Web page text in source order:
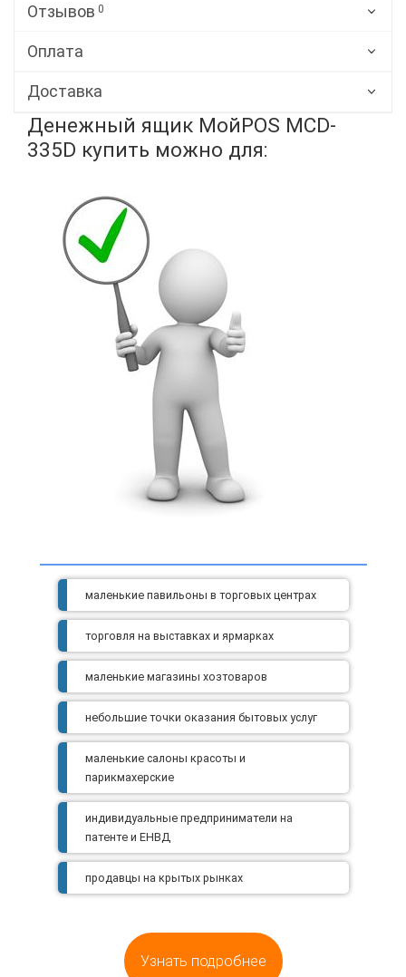
Отзывов 0
Оплата
Доставка
Денежный ящик МойPOS MCD-
335D купить можно для:
маленькие павильоны в торговых центрах
торговля на выставках и ярмарках
маленькие магазины хозтоваров
небольшие точки оказания бытовых услуг
маленькие салоны красоты и
парикмахерские
индивидуальные предприниматели на
патенте и ЕНВД
продавцы на крытых рынках
Узнать подробнее